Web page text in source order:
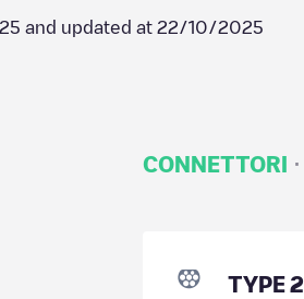
and updated at 22/10/2025
CONNETTORI ·
TYPE 2